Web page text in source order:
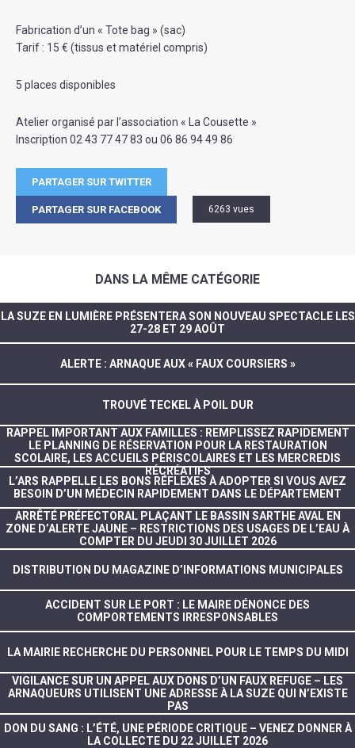
Fabrication d’un « Tote bag » (sac)
Tarif : 15 € (tissus et matériel compris)
5 places disponibles
Atelier organisé par l’association « La Cousette »
Inscription 02 43 77 47 83 ou 06 86 94 49 86
PARTAGER SUR TWITTER
PARTAGER SUR FACEBOOK 6263 vues
DANS LA MÊME CATÉGORIE
LA SUZE EN LUMIÈRE PRÉSENTERA SON NOUVEAU SPECTACLE LES
27-28 ET 29 AOÛT
ALERTE : ARNAQUE AUX « FAUX COURSIERS »
TROUVÉ TECKEL À POIL DUR
RAPPEL IMPORTANT AUX FAMILLES : REMPLISSEZ RAPIDEMENT
LE PLANNING DE RÉSERVATION POUR LA RESTAURATION
SCOLAIRE, LES ACCUEILS PÉRISCOLAIRES ET LES MERCREDIS
RÉCRÉATIFS
L’ARS RAPPELLE LES BONS RÉFLEXES À ADOPTER SI VOUS AVEZ
BESOIN D’UN MÉDECIN RAPIDEMENT DANS LE DÉPARTEMENT
ARRÊTÉ PRÉFECTORAL PLAÇANT LE BASSIN SARTHE AVAL EN
ZONE D’ALERTE JAUNE – RESTRICTIONS DES USAGES DE L’EAU À
COMPTER DU JEUDI 30 JUILLET 2026
DISTRIBUTION DU MAGAZINE D’INFORMATIONS MUNICIPALES
ACCIDENT SUR LE PORT : LE MAIRE DÉNONCE DES
COMPORTEMENTS IRRESPONSABLES
LA MAIRIE RECHERCHE DU PERSONNEL POUR LE TEMPS DU MIDI
VIGILANCE SUR UN APPEL AUX DONS D’UN FAUX REFUGE – LES
ARNAQUEURS UTILISENT UNE ADRESSE À LA SUZE QUI N’EXISTE
PAS
DON DU SANG : L’ÉTÉ, UNE PÉRIODE CRITIQUE – VENEZ DONNER À
LA COLLECTE DU 22 JUILLET 2026